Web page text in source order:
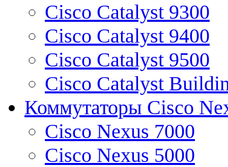
Cisco Catalyst 9300
Cisco Catalyst 9400
Cisco Catalyst 9500
Cisco Catalyst
Коммутаторы Cisco
Cisco Nexus 7000
Cisco Nexus 5000